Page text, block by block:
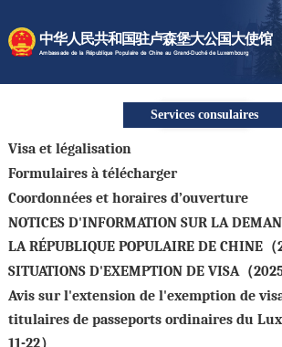
中华人民共和国驻卢森堡大公国大使馆
Ambassade de la République Populaire de Chine au Grand-Duché de Luxembourg
La Chine au présent
Services consulaires
Visa et légalisation
Formulaires à télécharger
Coordonnées et horaires d’ouverture
NOTICES D'INFORMATION SUR LA
LA RÉPUBLIQUE POPULAIRE DE CHINE（
SITUATIONS D'EXEMPTION DE VISA（
Avis sur l'extension de l'exemption de
titulaires de passeports ordinaires du
11-22）